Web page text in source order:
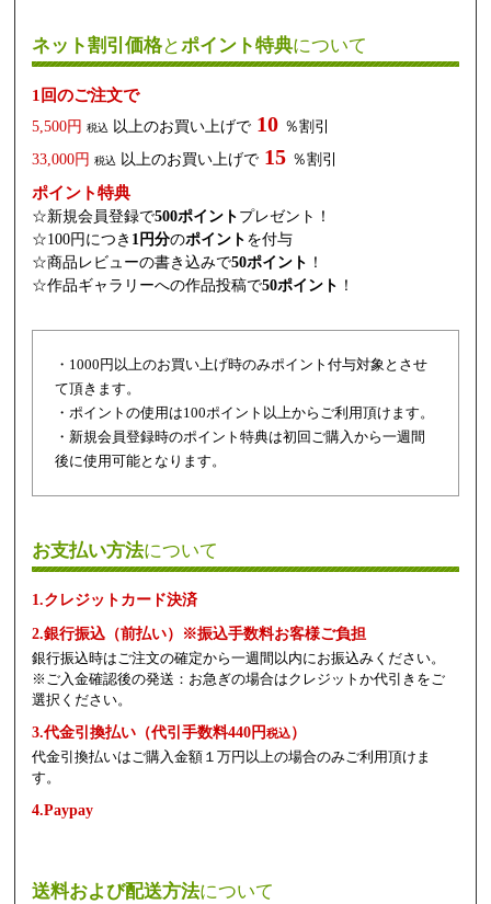
ネット割引価格とポイント特典について
1回のご注文で
5,500円 税込 以上のお買い上げで 10 ％割引
33,000円 税込 以上のお買い上げで 15 ％割引
ポイント特典
☆新規会員登録で500ポイント プレゼント！
☆100円につき 1円分のポイント を付与
☆商品レビューの書き込みで50ポイント ！
☆作品ギャラリーへの作品投稿で50ポイント ！
・1000円以上のお買い上げ時のみポイント付与対象とさせ
て頂きます。
・ポイントの使用は100ポイント以上からご利用頂けます。
・新規会員登録時のポイント特典は初回ご購入から一週間
後に使用可能となります。
お支払い方法について
1.クレジットカード決済
2.銀行振込（前払い）※振込手数料お客様ご負担
銀行振込時はご注文の確定から一週間以内にお振込みください。
※ご入金確認後の発送：お急ぎの場合はクレジットか代引きをご
選択ください。
3.代金引換払い（代引手数料440円税込）
代金引換払いはご購入金額１万円以上の場合のみご利用頂けま
す。
4.Paypay
送料および配送方法について